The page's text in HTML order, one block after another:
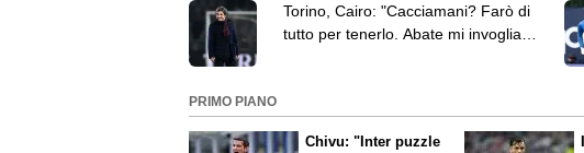
Torino, Cairo: "Cacciamani? Farò di
tutto per tenerlo. Abate mi invoglia a
PRIMO PIANO
Chivu: "Inter puzzle